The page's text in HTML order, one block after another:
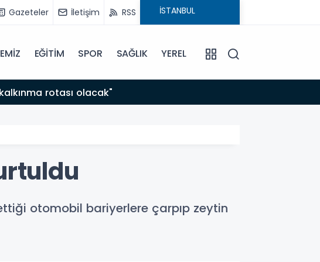
Gazeteler İletişim RSS
EĞİTİM SPOR SAĞLIK YEREL
rotası olacak"
otomobil bariyerlere çarpıp zeytin